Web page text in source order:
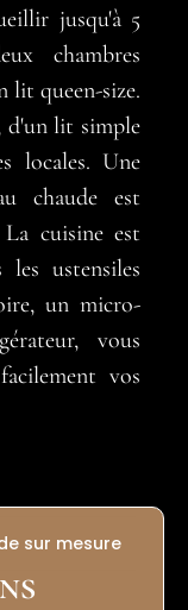
jusqu'à 5
chambres
lit queen-size.
d'un lit simple
locales. Une
chaude est
cuisine est
les ustensiles
un micro-
vous
vos
sur mesure